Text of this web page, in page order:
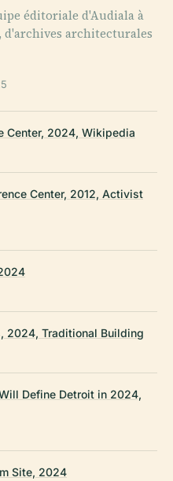
éditoriale d'Audiala à
architecturales
Center, 2024, Wikipedia
Center, 2012, Activist
2024, Traditional Building
Define Detroit in 2024,
Site, 2024